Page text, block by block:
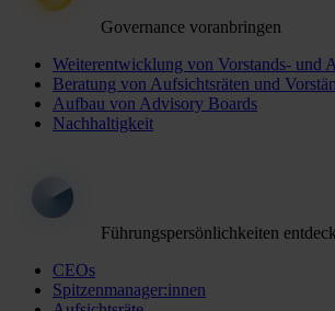
Governance voranbringen
Weiterentwicklung von Vorstands- und
Beratung von Aufsichtsräten und
Aufbau von Advisory Boards
Nachhaltigkeit
Führungspersönlichkeiten
CEOs
Spitzenmanager:innen